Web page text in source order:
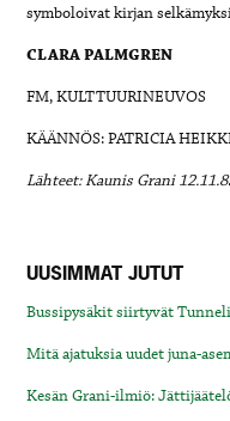
symboloivat kirjan
CLARA PALMGREN
FM, KULTTUURINEUVOS
KÄÄNNÖS: PATRICIA
Lähteet: Kaunis Grani
UUSIMMAT JUTUT
Bussipysäkit siirtyvät
Mitä ajatuksia uudet juna-
Kesän Grani-ilmiö: